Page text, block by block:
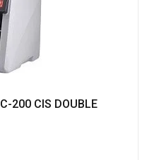
200 CIS DOUBLE